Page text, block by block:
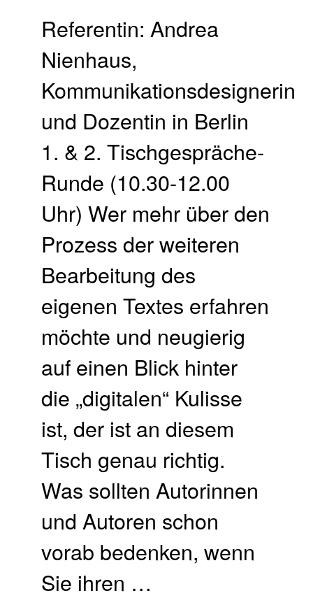
Referentin: Andrea
Nienhaus,
Kommunikationsdesignerin
und Dozentin in Berlin
1. & 2. Tischgespräche-
Runde (10.30-12.00
Uhr) Wer mehr über den
Prozess der weiteren
Bearbeitung des
eigenen Textes erfahren
möchte und neugierig
auf einen Blick hinter
die „digitalen“ Kulisse
ist, der ist an diesem
Tisch genau richtig.
Was sollten Autorinnen
und Autoren schon
vorab bedenken, wenn
Sie ihren …